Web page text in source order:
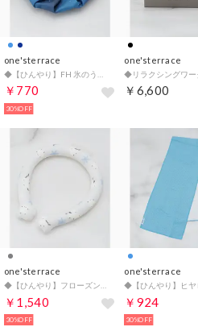
one'sterrace
￥770
30%OFF
one'sterrace
￥6,600
one'sterrace
￥1,540
30%OFF
one'sterrace
￥924
30%OFF